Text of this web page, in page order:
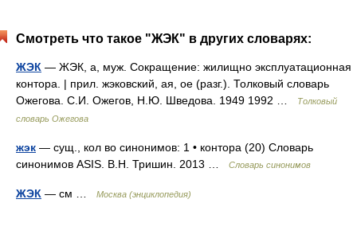
Смотреть что такое "ЖЭК" в других словарях:
ЖЭК — ЖЭК, а, муж. Сокращение: жилищно эксплуатационная
контора. | прил. жэковский, ая, ое (разг.). Толковый словарь
Ожегова. С.И. Ожегов, Н.Ю. Шведова. 1949 1992 …
Толковый
словарь Ожегова
жэк — сущ., кол во синонимов: 1 • контора (20) Словарь
синонимов ASIS. В.Н. Тришин. 2013 …
Словарь синонимов
ЖЭК — см … Москва (энциклопедия)